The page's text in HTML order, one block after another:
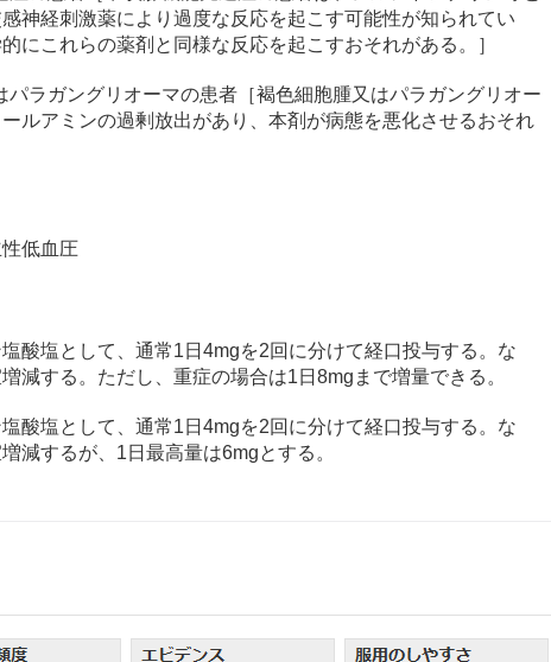
神経刺激薬により過度な反応を起こす可能性が知られてい
にこれらの薬剤と同様な反応を起こすおそれがある。］
パラガングリオーマの患者［褐色細胞腫又はパラガングリオー
ルアミンの過剰放出があり、本剤が病態を悪化させるおそれ
低血圧
酸塩として、通常1日4mgを2回に分けて経口投与する。な
減する。ただし、重症の場合は1日8mgまで増量できる。
酸塩として、通常1日4mgを2回に分けて経口投与する。な
減するが、1日最高量は6mgとする。
による場合が考えられる。臥位血圧の上昇は本剤の減量、また